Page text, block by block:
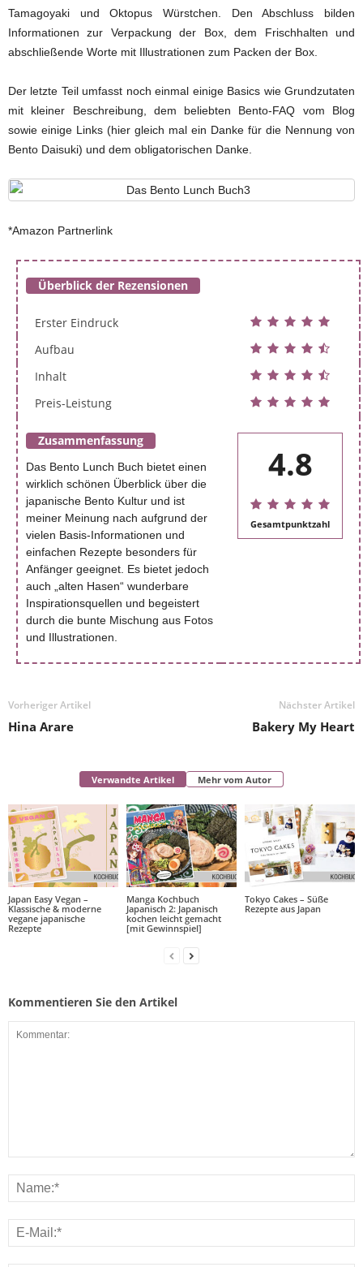
Tamagoyaki und Oktopus Würstchen. Den Abschluss bilden
Informationen zur Verpackung der Box, dem Frischhalten und
abschließende Worte mit Illustrationen zum Packen der Box.
Der letzte Teil umfasst noch einmal einige Basics wie Grundzutaten
mit kleiner Beschreibung, dem beliebten Bento-FAQ vom Blog
sowie einige Links (hier gleich mal ein Danke für die Nennung von
Bento Daisuki) und dem obligatorischen Danke.
*Amazon Partnerlink
Überblick der Rezensionen
Erster Eindruck
Aufbau
Inhalt
Preis-Leistung
Zusammenfassung
Das Bento Lunch Buch bietet einen
wirklich schönen Überblick über die
japanische Bento Kultur und ist
meiner Meinung nach aufgrund der
vielen Basis-Informationen und
einfachen Rezepte besonders für
Anfänger geeignet. Es bietet jedoch
auch „alten Hasen“ wunderbare
Inspirationsquellen und begeistert
durch die bunte Mischung aus Fotos
und Illustrationen.
4.8
Gesamtpunktzahl
Vorheriger Artikel
Hina Arare
Nächster Artikel
Bakery My Heart
Verwandte Artikel Mehr vom Autor
Japan Easy Vegan –
Klassische & moderne
vegane japanische
Rezepte
Manga Kochbuch
Japanisch 2: Japanisch
kochen leicht gemacht
[mit Gewinnspiel]
Tokyo Cakes – Süße
Rezepte aus Japan
Kommentieren Sie den Artikel